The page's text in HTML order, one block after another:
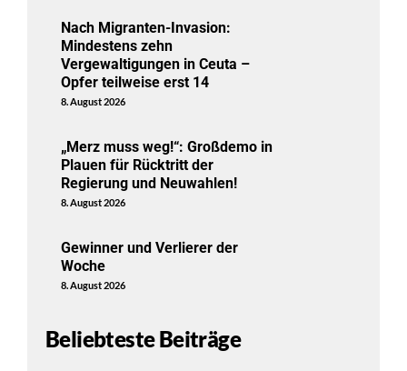
Nach Migranten-Invasion:
Mindestens zehn
Vergewaltigungen in Ceuta –
Opfer teilweise erst 14
8. August 2026
„Merz muss weg!“: Großdemo in
Plauen für Rücktritt der
Regierung und Neuwahlen!
8. August 2026
Gewinner und Verlierer der
Woche
8. August 2026
Beliebteste Beiträge